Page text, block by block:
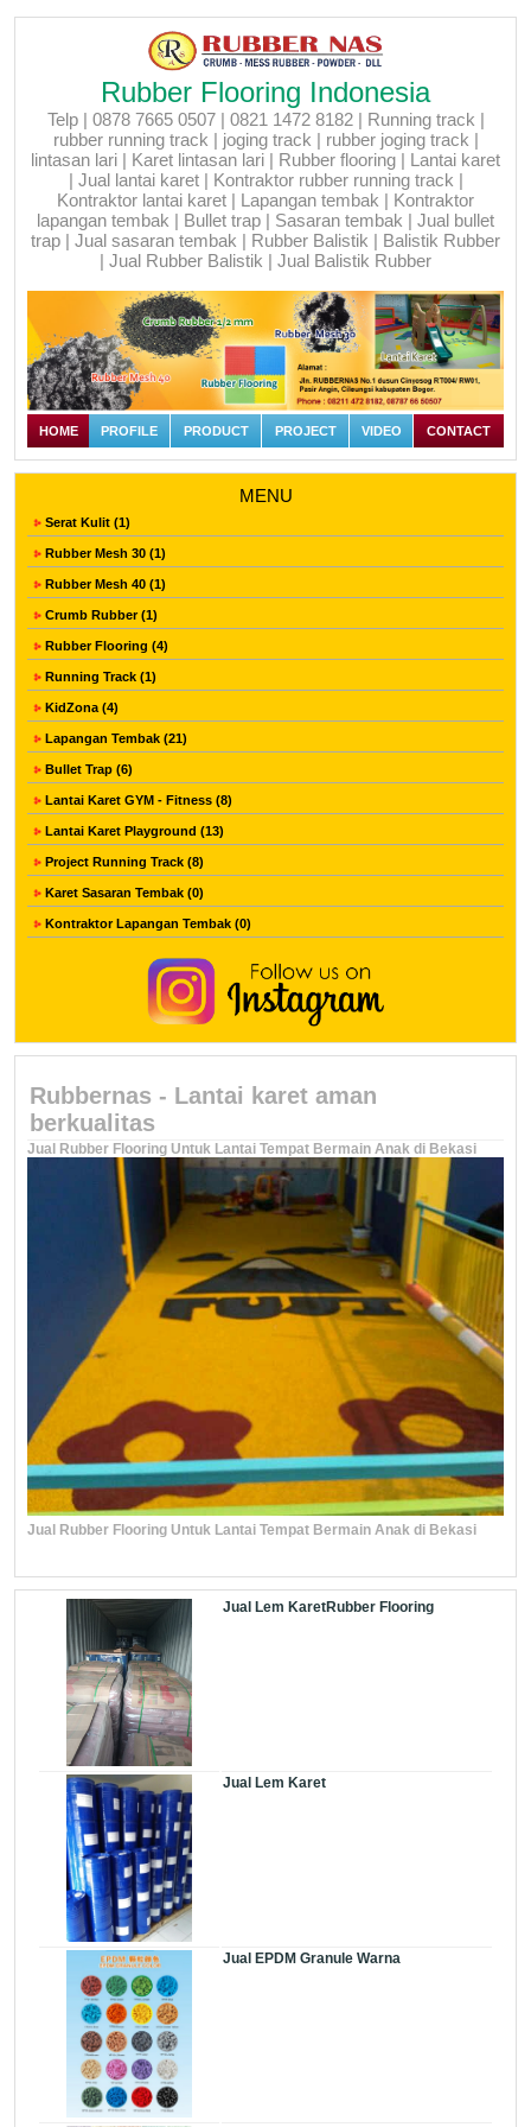
Rubber Flooring Indonesia
Telp | 0878 7665 0507 | 0821 1472 8182 | Running track |
rubber running track | joging track | rubber joging track |
lintasan lari | Karet lintasan lari | Rubber flooring | Lantai karet
| Jual lantai karet | Kontraktor rubber running track |
Kontraktor lantai karet | Lapangan tembak | Kontraktor
lapangan tembak | Bullet trap | Sasaran tembak | Jual bullet
trap | Jual sasaran tembak | Rubber Balistik | Balistik Rubber
| Jual Rubber Balistik | Jual Balistik Rubber
HOME PROFILE PRODUCT PROJECT VIDEO CONTACT
MENU
Serat Kulit (1)
Rubber Mesh 30 (1)
Rubber Mesh 40 (1)
Crumb Rubber (1)
Rubber Flooring (4)
Running Track (1)
KidZona (4)
Lapangan Tembak (21)
Bullet Trap (6)
Lantai Karet GYM - Fitness (8)
Lantai Karet Playground (13)
Project Running Track (8)
Karet Sasaran Tembak (0)
Kontraktor Lapangan Tembak (0)
Rubbernas - Lantai karet aman
berkualitas
Jual Rubber Flooring Untuk Lantai Tempat Bermain Anak di Bekasi
Jual Rubber Flooring Untuk Lantai Tempat Bermain Anak di Bekasi
Jual Lem KaretRubber Flooring
Jual Lem Karet
Jual EPDM Granule Warna